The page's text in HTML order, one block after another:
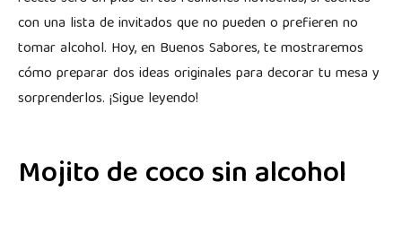
con una lista de invitados que no pueden o prefieren no
tomar alcohol. Hoy, en Buenos Sabores, te mostraremos
cómo preparar dos ideas originales para decorar tu mesa y
sorprenderlos. ¡Sigue leyendo!
Mojito de coco sin alcohol